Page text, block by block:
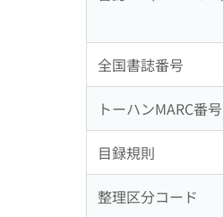
全国書誌番号
トーハンMARC番号
目録規則
整理区分コード